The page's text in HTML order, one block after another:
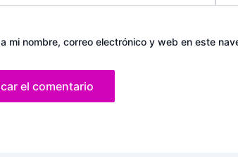
mi nombre, correo electrónico y web en este